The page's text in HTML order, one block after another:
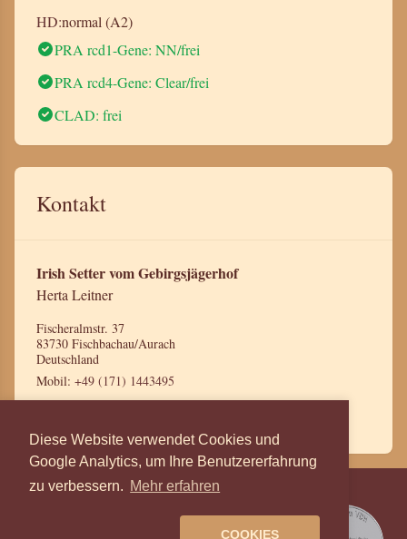
Diese Website verwendet Cookies und
Google Analytics, um Ihre Benutzererfahrung
zu verbessern. Mehr erfahren
COOKIES
HD:normal (A2)
PRA rcd1-Gene: NN/frei
PRA rcd4-Gene: Clear/frei
CLAD: frei
Kontakt
Irish Setter vom Gebirgsjägerhof
Herta Leitner
Fischeralmstr. 37
83730 Fischbachau/Aurach
Deutschland
Mobil: +49 (171) 1443495
Gebirgsjägerhof, Herta Leitner.